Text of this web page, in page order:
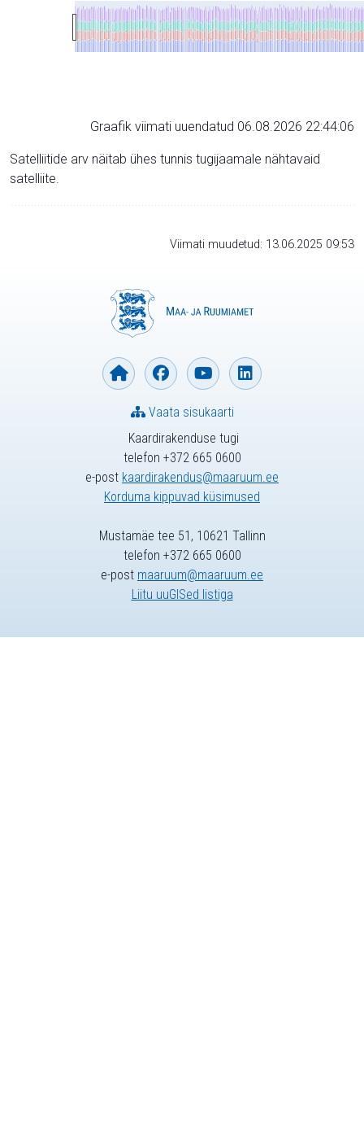
Graafik viimati uuendatud 06.08.2026 22:44:06
Satelliitide arv näitab ühes tunnis tugijaamale nähtavaid
satelliite.
Viimati muudetud: 13.06.2025 09:53
Kaardirakenduse tugi
telefon +372 665 0600
e-post kaardirakendus@maaruum.ee
Korduma kippuvad küsimused
Vaata sisukaarti
Mustamäe tee 51, 10621 Tallinn
telefon +372 665 0600
e-post maaruum@maaruum.ee
Liitu uuGISed listiga